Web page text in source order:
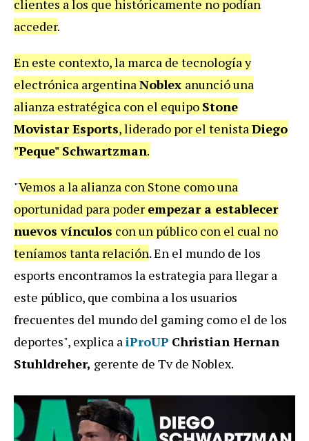
clientes a los que históricamente no podían
acceder.
En este contexto, la marca de tecnología y
electrónica argentinaNoblex anunció una
alianza estratégica con el equipo Stone
Movistar Esports, liderado por el tenistaDiego
"Peque" Schwartzman.
"Vemos a la alianza con Stone como una
oportunidad para poder empezar a establecer
nuevos vínculos con un público con el cual no
teníamos tanta relación. En el mundo de los
esports encontramos la estrategia para llegar a
este público, que combina a los usuarios
frecuentes del mundo del gaming como el de los
deportes", explica aiProUP Christian Hernan
Stuhldreher, gerente de Tv de Noblex.